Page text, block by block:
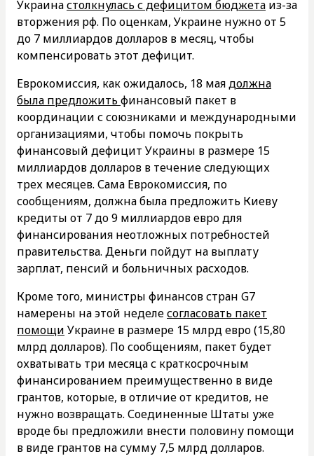
Украинастолкнулась с дефицитом бюджета из-за
вторжения рф. По оценкам, Украине нужно от 5
до 7 миллиардов долларов в месяц, чтобы
компенсировать этот дефицит.
Еврокомиссия, как ожидалось, 18 маядолжна
была предложить финансовый пакет в
координации с союзниками и международными
организациями, чтобы помочь покрыть
финансовый дефицит Украины в размере 15
миллиардов долларов в течение следующих
трех месяцев. Сама Еврокомиссия, по
сообщениям, должна была предложить Киеву
кредиты от 7 до 9 миллиардов евро для
финансирования неотложных потребностей
правительства. Деньги пойдут на выплату
зарплат, пенсий и больничных расходов.
Кроме того, министры финансов стран G7
намерены на этой неделесогласовать пакет
помощи Украине в размере 15 млрд евро (15,80
млрд долларов). По сообщениям, пакет будет
охватывать три месяца с краткосрочным
финансированием преимущественно в виде
грантов, которые, в отличие от кредитов, не
нужно возвращать. Соединенные Штаты уже
вроде бы предложили внести половину помощи
в виде грантов на сумму 7,5 млрд долларов.